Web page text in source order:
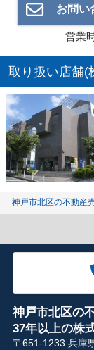
お問い
営業
取り扱い店舗(
神戸市北区の不動産
神戸市北区の
37年以上の株
〒651-1233 兵庫